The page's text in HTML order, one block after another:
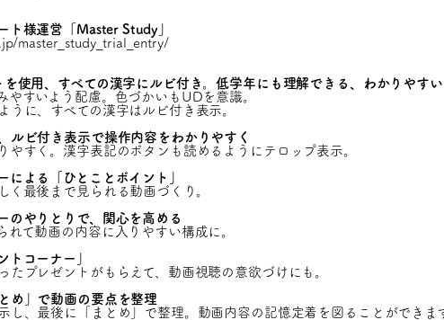
ト様運営「Master Study」
master_study_trial_entry/
使用、すべての漢字にルビ付き。低学年にも理解できる、わかりやす
やすいよう配慮。色づかいもUDを意識。
うに、すべての漢字はルビ付き表示。
ルビ付き表示で操作内容をわかりやすく
やすく。漢字表記のボタンも読めるようにテロップ表示。
による「ひとことポイント」
く最後まで見られる動画づくり。
のやりとりで、関心を高める
れて動画の内容に入りやすい構成に。
トコーナー」
たプレゼントがもらえて、動画視聴の意欲づけにも。
め」で動画の要点を整理
し、最後に「まとめ」で整理。動画内容の記憶定着を図ることができま